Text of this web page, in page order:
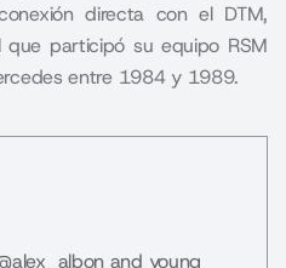
directa con el DTM,
participó su equipo RSM
entre 1984 y 1989.
and young